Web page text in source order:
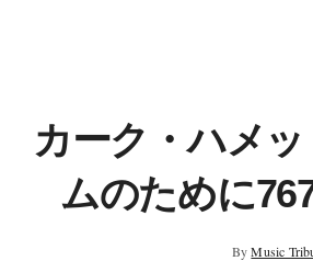
カーク・ハメ
ムのために
By Music